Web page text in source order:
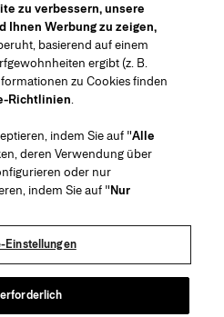
ABSENDEN
Kontaktiere uns
Meine Bestellung zurücksenden
Als Geschenk verpacken
Präferenzzentrum
(öffnet in neuem Tab)
Stellenangebote
chcarolinaherrera.com
(öffnet in neuem Tab)
Allgemeine Beauty-
zu verbessern, unsere
Ihnen Werbung zu zeigen,
basierend auf einem
ergibt (z. B.
zu Cookies finden
Richtlinien.
indem Sie auf "Alle
deren Verwendung über
oder nur
indem Sie auf "Nur
Einstellungen